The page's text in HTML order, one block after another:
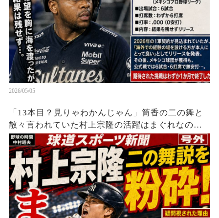
2026/05/05
「13本目？見りゃわかんじゃん」筒香の二の舞と
散々言われていた村上宗隆の活躍はまぐれなの
か？落合の本音が…